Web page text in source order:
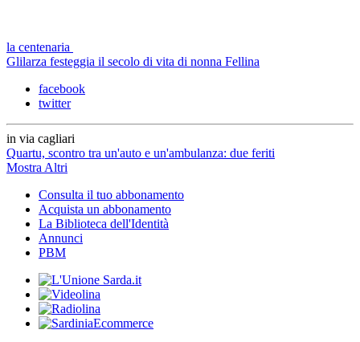
la centenaria
Glilarza festeggia il secolo di vita di nonna Fellina
facebook
twitter
in via cagliari
Quartu, scontro tra un'auto e un'ambulanza: due feriti
Mostra Altri
Consulta il tuo abbonamento
Acquista un abbonamento
La Biblioteca dell'Identità
Annunci
PBM